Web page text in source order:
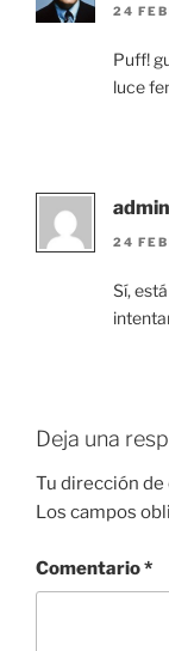
24
Puff!
luce
admin
24
Sí,
Deja una
Tu dirección
Los campos
Comentario*